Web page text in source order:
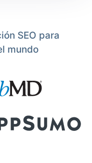
SEO para
mundo